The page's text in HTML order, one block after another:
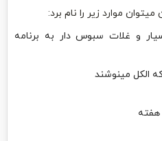
موارد زیر را نام برد:
و غلات سبوس دار به برنامه
الکل مینوشند
هفته